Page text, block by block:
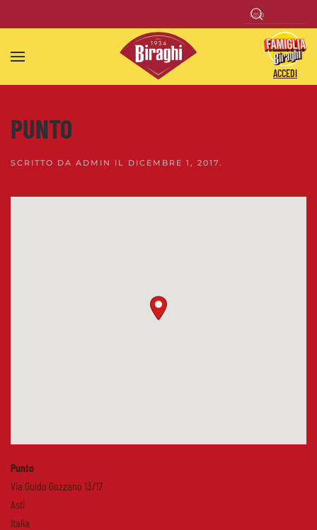
Skip to main content
ACCEDI
PUNTO
SCRITTO DA ADMIN IL DICEMBRE 1, 2017.
Punto
Via Guido Gozzano 13/17
Asti
Italia